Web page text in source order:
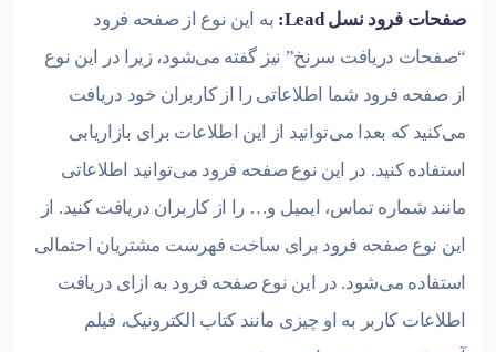
صفحات فرود نسل Lead:
به این نوع از صفحه فرود
“صفحات دریافت سرنخ” نیز گفته می‌شود، زیرا در این نوع
از صفحه فرود شما اطلاعاتی را از کاربران خود دریافت
می‌کنید که بعدا می‌توانید از این اطلاعات برای بازاریابی
استفاده کنید. در این نوع صفحه فرود می‌توانید اطلاعاتی
مانند شماره تماس، ایمیل و… را از کاربران دریافت کنید. از
این نوع صفحه فرود برای ساخت فهرست مشتریان احتمالی
استفاده می‌شود. در این نوع صفحه فرود به ازای دریافت
اطلاعات کاربر به او چیزی مانند کتاب الکترونیک، فیلم